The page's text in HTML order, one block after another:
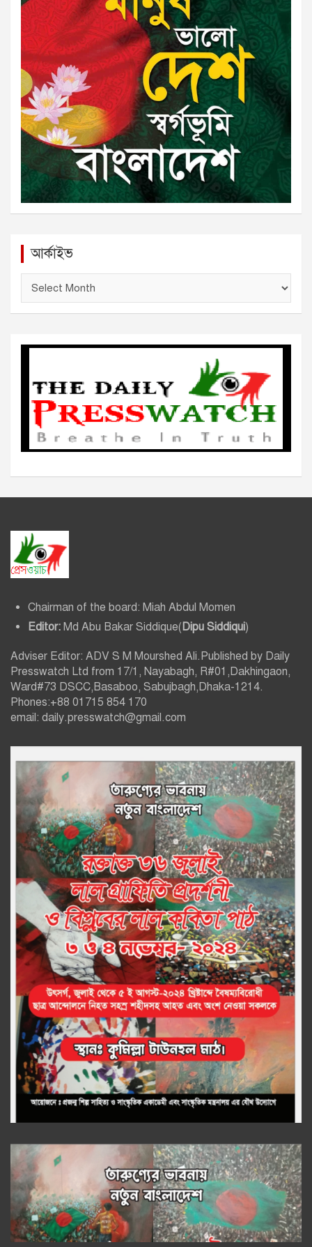
আর্কাইভ
ই
Chairman of the board: Miah Abdul Momen
Editor: Md Abu Bakar Siddique(Dipu Siddiqui)
Adviser Editor: ADV S M Mourshed Ali.Published by Daily
Presswatch Ltd from 17/1, Nayabagh, R#01,Dakhingaon,
Ward#73 DSCC,Basaboo, Sabujbagh,Dhaka-1214.
Phones:+88 01715 854 170
email: daily.presswatch@gmail.com